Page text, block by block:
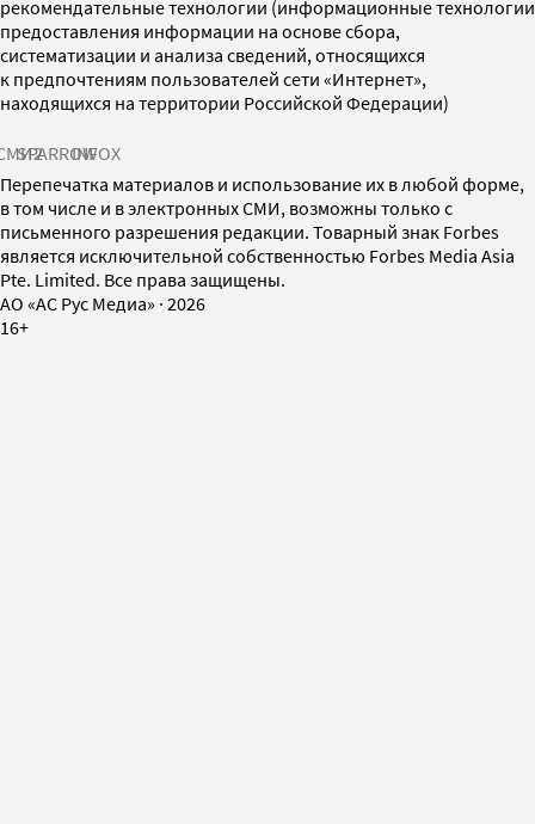
рекомендательные технологии (информационные технологии
предоставления информации на основе сбора,
систематизации и анализа сведений, относящихся
к предпочтениям пользователей сети «Интернет»,
находящихся на территории Российской Федерации)
SPARROWINFOX
Перепечатка материалов и использование их в любой форме,
в том числе и в электронных СМИ, возможны только с
письменного разрешения редакции. Товарный знак Forbes
является исключительной собственностью Forbes Media Asia
Pte. Limited. Все права защищены.
AO «АС Рус Медиа» · 2026
16+